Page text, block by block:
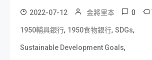
2022-07-12 金將里本 0
1950輔具銀行, 1950食物銀行, SDGs,
Sustainable Development Goals,